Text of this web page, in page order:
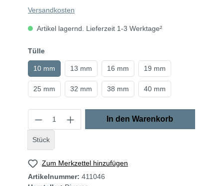
Versandkosten
Artikel lagernd. Lieferzeit 1-3 Werktage²
Tülle
10 mm 13 mm 16 mm 19 mm
25 mm 32 mm 38 mm 40 mm
Stück
In den Warenkorb
Zum Merkzettel hinzufügen
Artikelnummer: 411046